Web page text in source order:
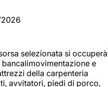
selezionata si occuperà
e
della carpenteria
avvitatori, piedi di porco,